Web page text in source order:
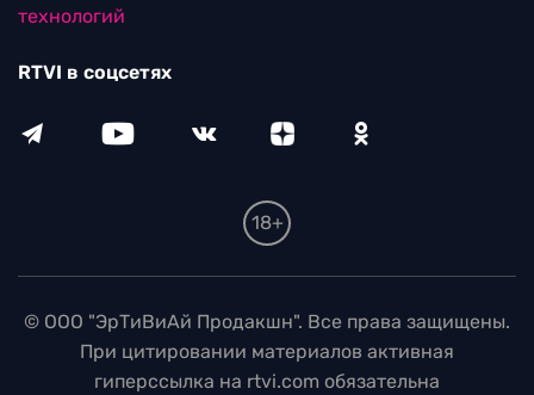
технологий
RTVI в соцсетях
18+
© ООО "ЭрТиВиАй Продакшн". Все права защищены.
При цитировании материалов активная
гиперссылка на rtvi.com обязательна